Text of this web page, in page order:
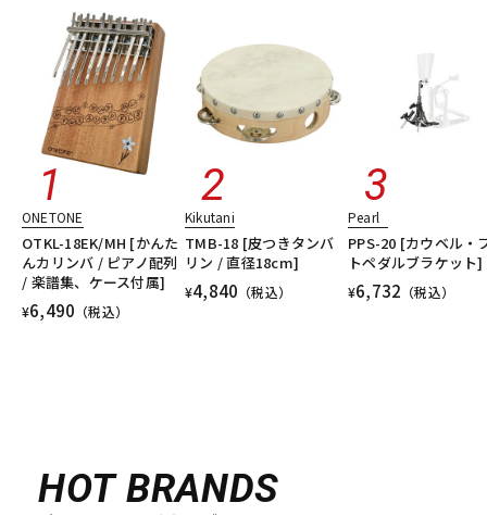
ONETONE
OTKL-18EK/MH [かんた
んカリンバ / ピアノ配列
/ 楽譜集、ケース付属]
¥6,490 （税込）
Kikutani
TMB-18 [皮つきタンバ
リン / 直径18cm]
¥4,840 （税込）
Pearl
PPS-20 [カウベル・
トペダルブラケット]
¥6,732 （税込）
HOT BRANDS